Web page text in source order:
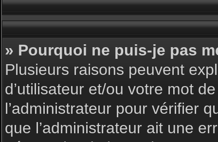
» Pourquoi ne puis-je pas
Plusieurs raisons peuvent
d’utilisateur et/ou votre mot
l’administrateur pour vérifier
que l’administrateur ait une